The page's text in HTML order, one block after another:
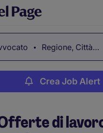
Regione, Città…
Crea Job Alert
di